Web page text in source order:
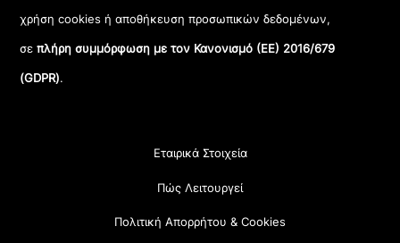
χρήση cookies ή αποθήκευση προσωπικών δεδομένων,
σεπλήρη συμμόρφωση με τον Κανονισμό (ΕΕ) 2016/679
(GDPR).
Εταιρικά Στοιχεία
Πώς Λειτουργεί
Πολιτική Απορρήτου & Cookies